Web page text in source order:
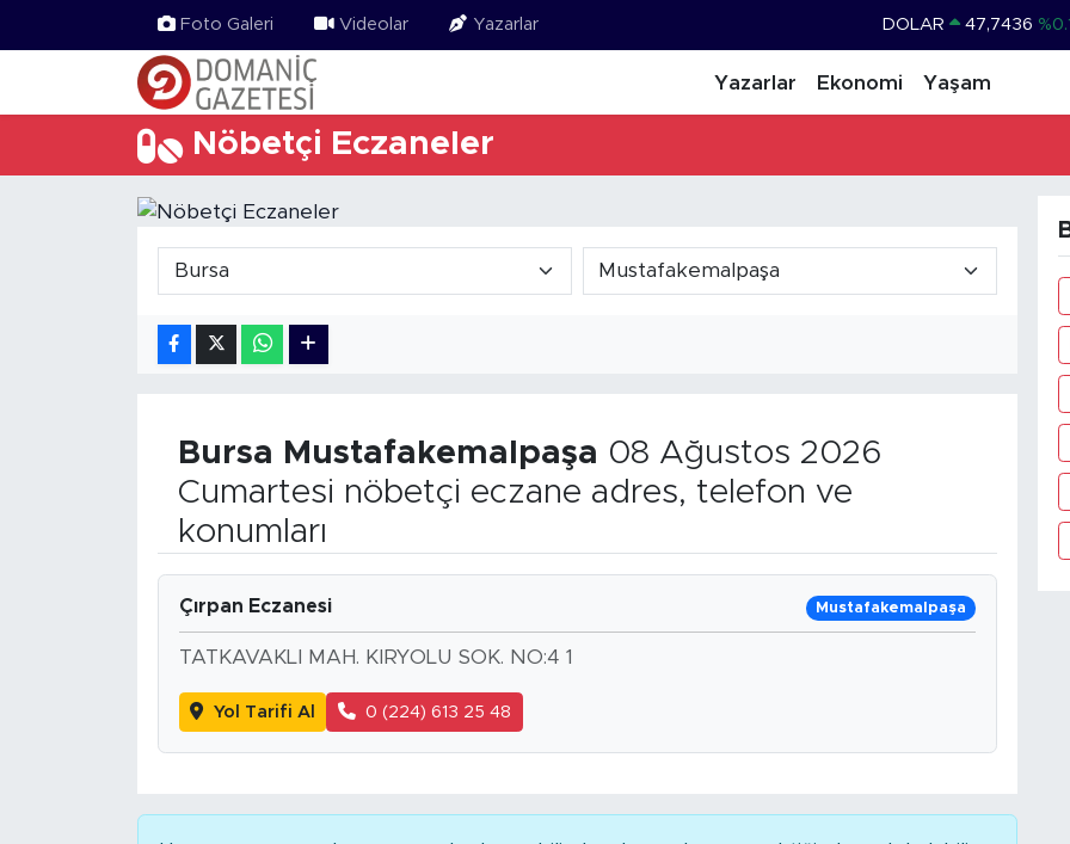
Foto Galeri Videolar Yazarlar DOLAR 47,7436
STERLİN 64,4811
Yazarlar Ekonomi Yaşam
Nöbetçi Eczaneler
Bursa Mustafakemalpaşa 08 Ağustos 2026
Cumartesi nöbetçi eczane adres, telefon ve
konumları
Çırpan Eczanesi Mustafakemalpaşa
TATKAVAKLI MAH. KIRYOLU SOK. NO:4 1
Yol Tarifi Al 0 (224) 613 25 48